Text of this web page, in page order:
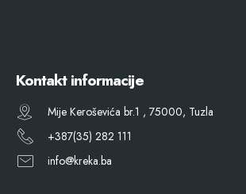
Kontakt informacije
Mije Keroševića br.1 , 75000, Tuzla
+387(35) 282 111
info@kreka.ba